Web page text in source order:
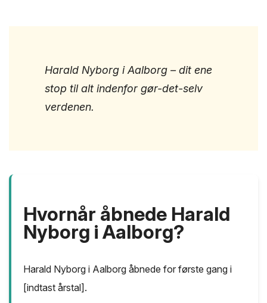
Harald Nyborg i Aalborg – dit ene
stop til alt indenfor gør-det-selv
verdenen.
Hvornår åbnede Harald
Nyborg i Aalborg?
Harald Nyborg i Aalborg åbnede for første gang i
[indtast årstal].